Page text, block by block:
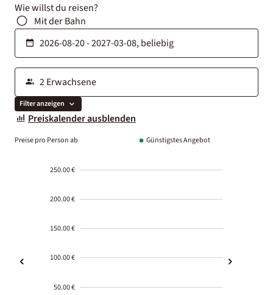
Wie willst du reisen?
Mit der Bahn
Filter anzeigen
Preiskalender ausblenden
Preise pro Person ab Günstigstes Angebot
250.00 €
200.00 €
150.00 €
100.00 €
50.00 €